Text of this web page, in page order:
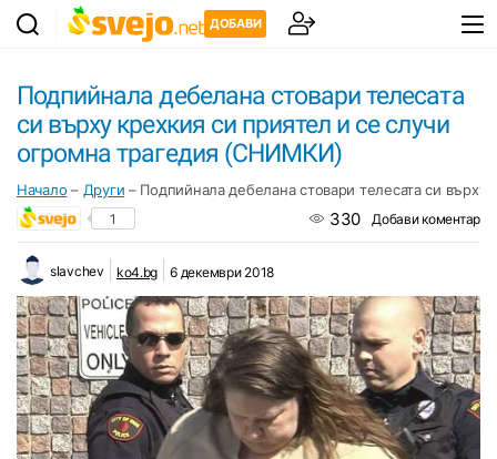
ДОБАВИ
Подпийнала дебелана стовари телесата
си върху крехкия си приятел и се случи
огромна трагедия (СНИМКИ)
Начало – Други – Подпийнала дебелана стовари телесата си
1 330 Добави коментар
slavchev ko4.bg 6 декември 2018